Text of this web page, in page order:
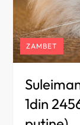
ZAMBET
1din